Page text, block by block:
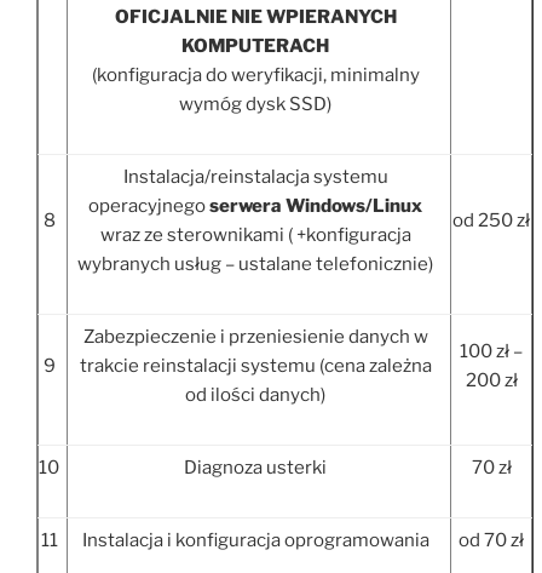
OFICJALNIE NIE WPIERANYCH
KOMPUTERACH
(konfiguracja do weryfikacji, minimalny
wymóg dysk SSD)
8
Instalacja/reinstalacja systemu
operacyjnegoserwera Windows/Linux
wraz ze sterownikami ( +konfiguracja
wybranych usług – ustalane telefonicznie)
od 250 zł
9
Zabezpieczenie i przeniesienie danych w
trakcie reinstalacji systemu (cena zależna
od ilości danych)
100 zł –
200 zł
10 Diagnoza usterki 70 zł
11 Instalacja i konfiguracja oprogramowania od 70 zł